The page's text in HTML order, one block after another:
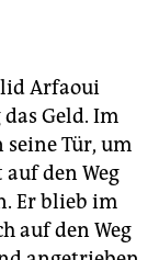
Arfaoui
Geld. Im
seine Tür, um
auf den Weg
Er blieb im
auf den Weg